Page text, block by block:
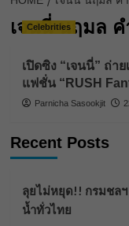
เจนนี่ นฤมล
Celebrities
เปิดซิง “เจนนี่” ถ่า
แฟชั่น “RUSH
Parnicha Sasookjit
Recent Posts
ลุยไม่หยุด!! กรมชลฯ
น้ำทั่วไทย